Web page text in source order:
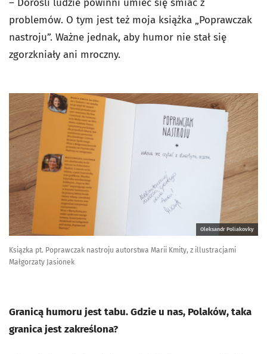
– Dorośli ludzie powinni umieć się śmiać z
problemów. O tym jest też moja książka „Poprawczak
nastroju”. Ważne jednak, aby humor nie stał się
zgorzkniały ani mroczny.
Oleksandr Poliakovky
Ksiązka pt. Poprawczak nastroju autorstwa Marii Kmity, z illustracjami
Małgorzaty Jasionek
Granicą humoru jest tabu. Gdzie u nas, Polaków, taka
granica jest zakreślona?